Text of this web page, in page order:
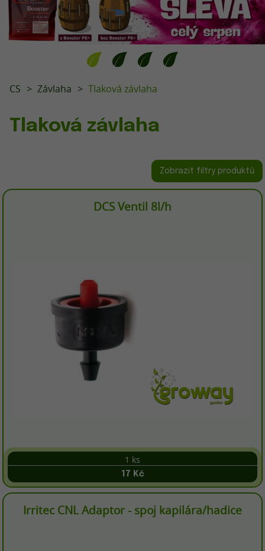
CS Závlaha Tlaková závlaha
Tlaková závlaha
Zobrazit filtry produktů
DCS Ventil 8l/h
1 ks
17 Kč
Irritec CNL Adaptor - spoj kapilára/hadice